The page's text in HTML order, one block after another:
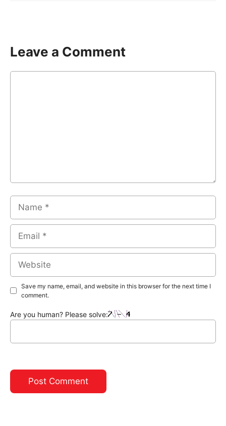
Leave a Comment
Comment
Name
Email
Website
Save my name, email, and website in this browser for the next time I
comment.
Are you human? Please solve: